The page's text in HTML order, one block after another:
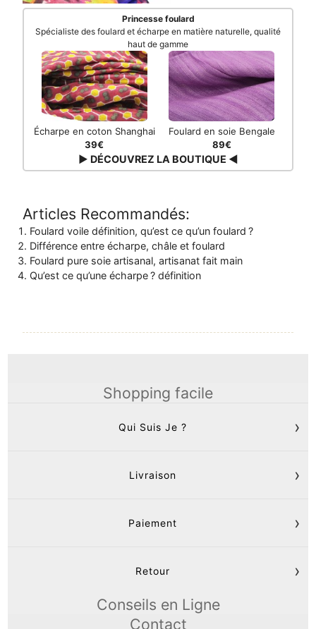
Princesse foulard
Spécialiste des foulard et écharpe en matière naturelle, qualité
haut de gamme
Écharpe en coton Shanghai
39€
Foulard en soie Bengale
89€
▶ DÉCOUVREZ LA BOUTIQUE ◀
Articles Recommandés:
Foulard voile définition, qu’est ce qu’un foulard ?
Différence entre écharpe, châle et foulard
Foulard pure soie artisanal, artisanat fait main
Qu’est ce qu’une écharpe ? définition
Shopping facile
Qui Suis Je ?
Livraison
Paiement
Retour
Conseils en Ligne
Contact